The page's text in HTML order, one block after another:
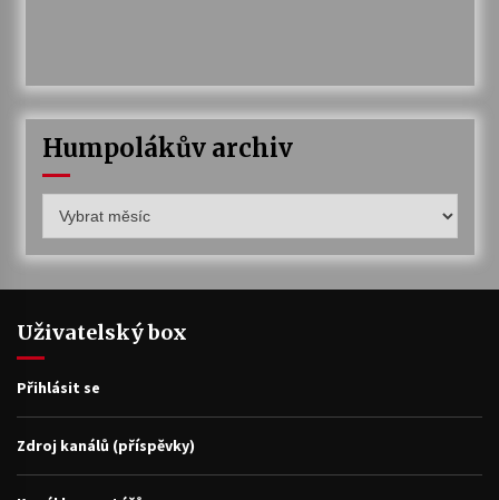
Humpolákův archiv
archiv
Uživatelský box
Přihlásit se
Zdroj kanálů (příspěvky)